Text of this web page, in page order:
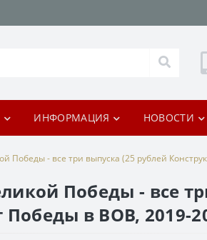
ИНФОРМАЦИЯ НОВОСТИ
Победы - все три выпуска (25 рублей
Победы - все
в ВОВ, 2019-